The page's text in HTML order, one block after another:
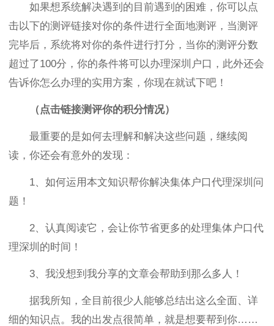
如果想系统解决遇到的目前遇到的困难，你可以点
击以下的测评链接对你的条件进行全面地测评，当测评
完毕后，系统将对你的条件进行打分，当你的测评分数
超过了100分，你的条件将可以办理深圳户口，此外还会
告诉你怎么办理的实用方案，你现在就试下吧！
（点击链接测评你的积分情况）
最重要的是如何去理解和解决这些问题，继续阅
读，你还会有意外的发现：
1、如何运用本文知识帮你解决集体户口代理深圳问
题！
2、认真阅读它，会让你节省更多的处理集体户口代
理深圳的时间！
3、我没想到我分享的文章会帮助到那么多人！
据我所知，全目前很少人能够总结出这么全面、详
细的知识点。我的出发点很简单，就是想要帮到你……